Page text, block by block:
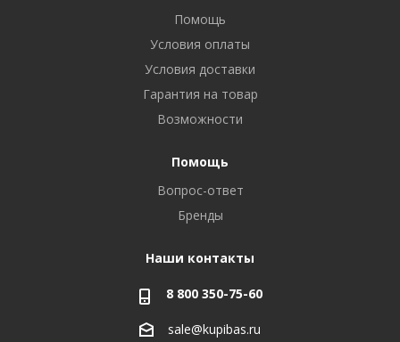
Помощь
Условия оплаты
Условия доставки
Гарантия на товар
Возможности
Помощь
Вопрос-ответ
Бренды
Наши контакты
8 800 350-75-60
sale@kupibas.ru